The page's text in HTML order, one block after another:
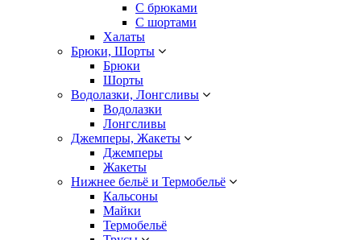
С брюками
С шортами
Халаты
Брюки, Шорты
Брюки
Шорты
Водолазки, Лонгсливы
Водолазки
Лонгсливы
Джемперы, Жакеты
Джемперы
Жакеты
Нижнее бельё и Термобельё
Кальсоны
Майки
Термобельё